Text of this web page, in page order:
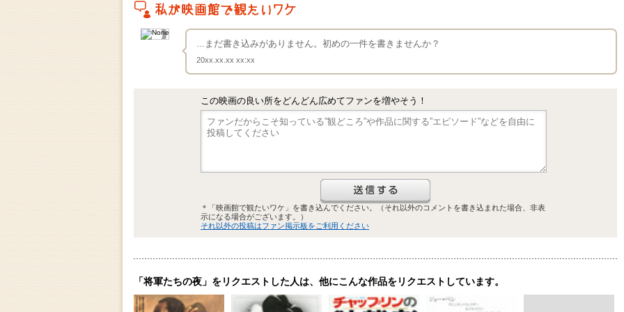
私がこの作品を映画館で観たいワケ
...まだ書き込みがありません。初めの一件を書きませんか？
20xx.xx.xx xx:xx
この映画の良い所をどんどん広めてファンを増やそう！
＊「映画館で観たいワケ」を書き込んでください。（それ以外のコメントを書き込まれた場合、非表
示になる場合がございます。）
それ以外の投稿はファン掲示板をご利用ください
「将軍たちの夜」をリクエストした人は、他にこんな作品をリクエストしています。